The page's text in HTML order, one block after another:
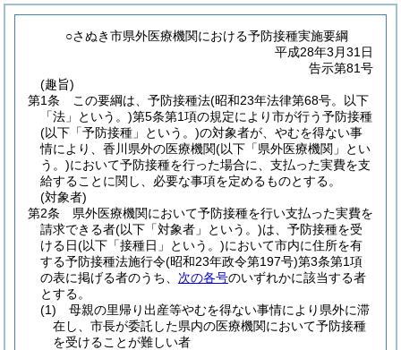
○さぬき市県外医療機関における予防接種実施要綱
平成28年3月31日
告示第81号
(趣旨)
第1条
この要綱は、予防接種法(昭和23年法律第68号。以下
「法」という。)第5条第1項の規定により市が行う予防接種
(以下「予防接種」という。)の対象者が、やむを得ない事
情により、香川県外の医療機関(以下「県外医療機関」とい
う。)において予防接種を行った場合に、支払った実費を支
給することに関し、必要な事項を定めるものとする。
(対象者)
第2条
県外医療機関において予防接種を行い支払った実費を
請求できる者(以下「対象者」という。)は、予防接種を受
ける日(以下「接種日」という。)において市内に住所を有
する予防接種法施行令(昭和23年政令第197号)第3条第1項
の表に掲げる者のうち、 次の各号のいずれかに該当する者
とする。
(1)
母親の里帰り出産等やむを得ない事情により県外に滞
在し、市長が委託した県内の医療機関において予防接種
を受けることが難しい者